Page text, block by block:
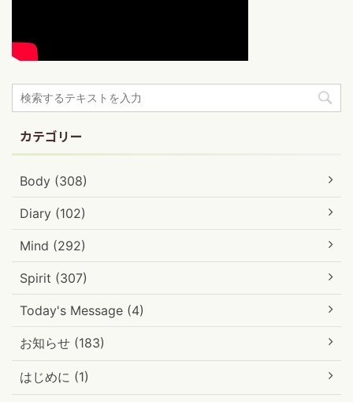
カテゴリー
Body (308)
Diary (102)
Mind (292)
Spirit (307)
Today's Message (4)
お知らせ (183)
はじめに (1)